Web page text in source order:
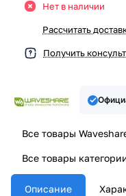
Нет в наличии
Рассчитать
Получить
Все товары
Все товары
Описание